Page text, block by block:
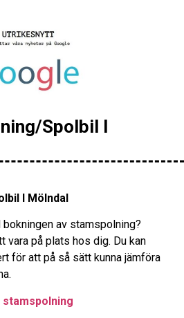
Spolbil I
I Mölndal
av stamspolning?
vara på plats hos dig. Du kan
för att på så sätt kunna jämföra